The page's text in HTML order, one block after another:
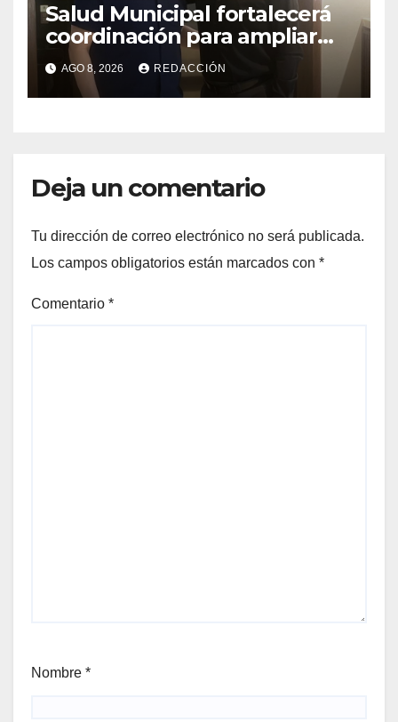
Salud Municipal fortalecerá
coordinación para ampliar
programas en Torreón
AGO 8, 2026 REDACCIÓN
Deja un comentario
Tu dirección de correo electrónico no será publicada.
Los campos obligatorios están marcados con *
Comentario *
Nombre *